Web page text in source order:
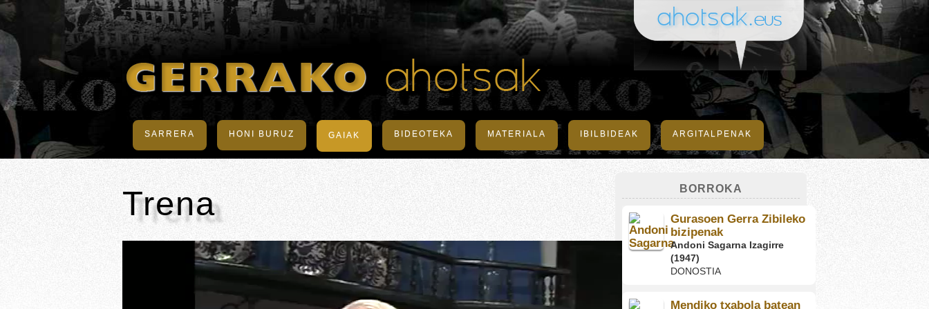
SARRERA HONI BURUZ GAIAK BIDEOTEKA MATERIALA IBILBIDEAK ARGITALPENAK
Trena BORROKA
Gurasoen Gerra Zibileko
bizipenak
Andoni Sagarna Izagirre
(1947)
DONOSTIA
Mendiko txabola batean